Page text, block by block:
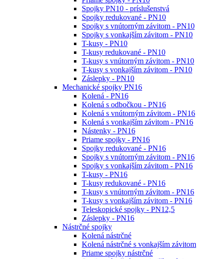
Spojky PN10 - príslušenstvá
Spojky redukované - PN10
Spojky s vnútorným závitom - PN10
Spojky s vonkajším závitom - PN10
T-kusy - PN10
T-kusy redukované - PN10
T-kusy s vnútorným závitom - PN10
T-kusy s vonkajším závitom - PN10
Záslepky - PN10
Mechanické spojky PN16
Kolená - PN16
Kolená s odbočkou - PN16
Kolená s vnútorným závitom - PN16
Kolená s vonkajším závitom - PN16
Nástenky - PN16
Priame spojky - PN16
Spojky redukované - PN16
Spojky s vnútorným závitom - PN16
Spojky s vonkajším závitom - PN16
T-kusy - PN16
T-kusy redukované - PN16
T-kusy s vnútorným závitom - PN16
T-kusy s vonkajším závitom - PN16
Teleskopické spojky - PN12,5
Záslepky - PN16
Nástrčné spojky
Kolená nástrčné
Kolená nástrčné s vonkajším závitom
Priame spojky nástrčné